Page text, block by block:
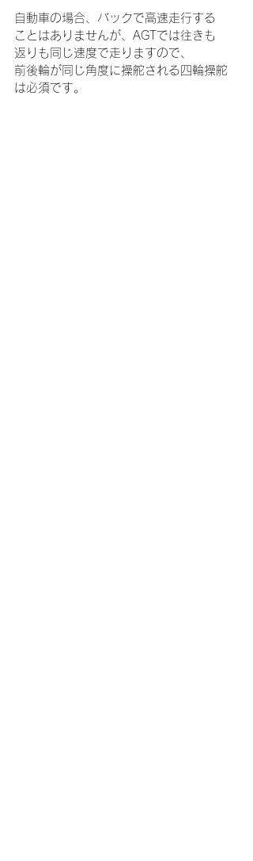
自動車の場合、バックで高速走行する
ことはありませんが、 AGTでは往きも
返りも同じ速度で走りますので、
前後輪が同じ角度に操舵される四輪操舵
は必須です。